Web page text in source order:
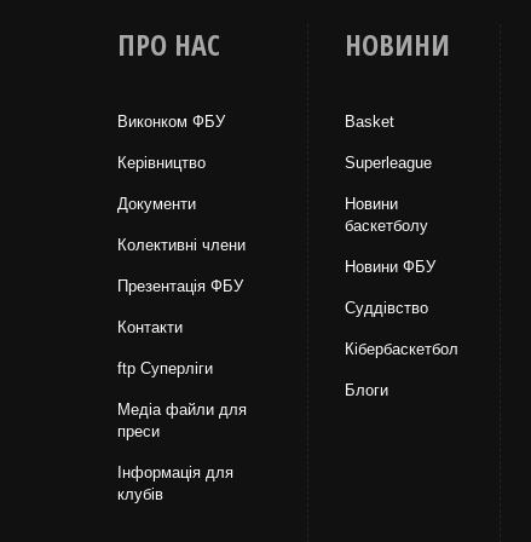
ПРО НАС
Виконком ФБУ
Керівництво
Документи
Колективні члени
Презентація ФБУ
Контакти
ftp Суперліги
Медіа файли для
преси
Інформація для
клубів
НОВИНИ
Basket
Superleague
Новини
баскетболу
Новини ФБУ
Суддівство
Кібербаскетбол
Блоги